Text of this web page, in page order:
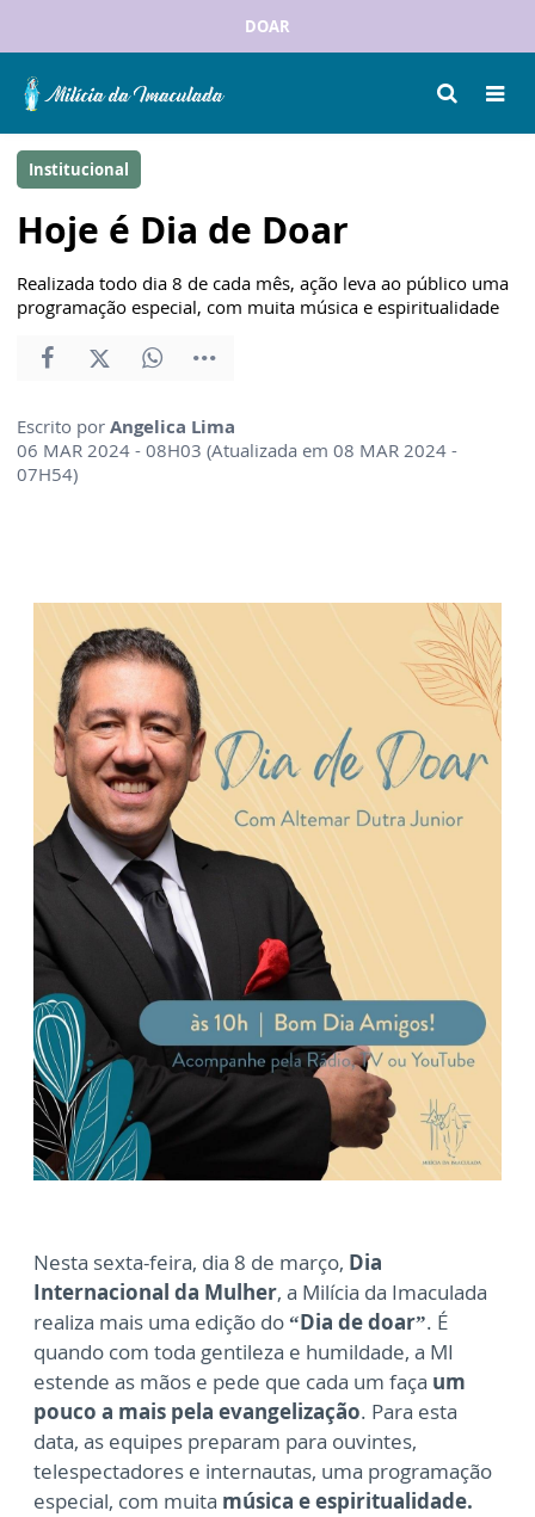
DOAR
Institucional
Hoje é Dia de Doar
Realizada todo dia 8 de cada mês, ação leva ao público uma
programação especial, com muita música e espiritualidade
Escrito por Angelica Lima
06 MAR 2024 - 08H03 (Atualizada em 08 MAR 2024 -
07H54)
Nesta sexta-feira, dia 8 de março, Dia
Internacional da Mulher, a Milícia da Imaculada
realiza mais uma edição do“Dia de doar”. É
quando com toda gentileza e humildade, a MI
estende as mãos e pede que cada um faça um
pouco a mais pela evangelização. Para esta
data, as equipes preparam para ouvintes,
telespectadores e internautas, uma programação
especial, com muita música e espiritualidade.